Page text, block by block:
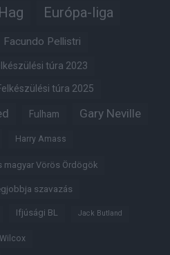
Európa-liga
Facundo Pellistri
túra 2023
túra 2025
Fulham Gary Neville
Harry Amass
magyar Vörös Ördögök
szavazás
Ifjúsági BL Jack Butland